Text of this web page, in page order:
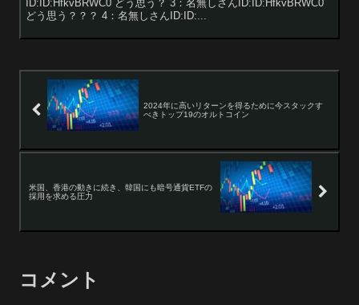
ID:ID:HfkvBRWC0 どう思う？ 3：名無しさんID:ID:HfkvBRWC0
どう思う？？？ 4：名無しさんID:ID:...
2024年に高いリターンを得るために今スタックす
べきトップ19のオルトコイン
米国、香港の動きに続き、韓国にも暗号通貨ETFの
採用を求める圧力
コメント